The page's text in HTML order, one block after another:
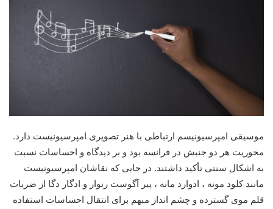
موسیقی امپرسیونیسم ارتباطی با هنر تصویری امپرسیونیست دارد.
محوریت هر دو جنبش در فرانسه بود و بر دیدگاه و احساسات نسبت
به اشکال سنتی تأکید داشتند. در جایی که نقاشان امپرسیونیست
مانند کلود مونه ، ادوارد مانه ، پیر آگوست رنوار و ادگار دگا از ضربات
قلم موی گسترده و چشم انداز مبهم برای انتقال احساسات استفاده